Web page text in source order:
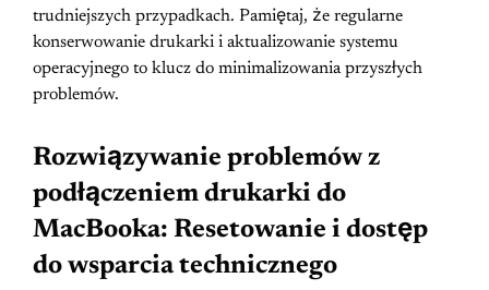
trudniejszych przypadkach. Pamiętaj, że regularne
konserwowanie drukarki i aktualizowanie systemu
operacyjnego to klucz do minimalizowania przyszłych
problemów.
Rozwiązywanie problemów z
podłączeniem drukarki do
MacBooka: Resetowanie i dostęp
do wsparcia technicznego